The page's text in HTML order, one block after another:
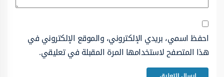
احفظ اسمي، بريدي الإلكتروني، والموقع الإلكتروني في
هذا المتصفح لاستخدامها المرة المقبلة في تعليقي.